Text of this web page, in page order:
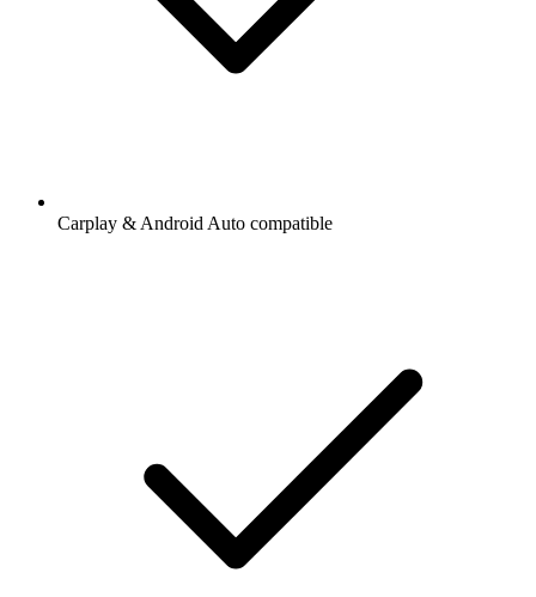
Carplay & Android Auto compatible